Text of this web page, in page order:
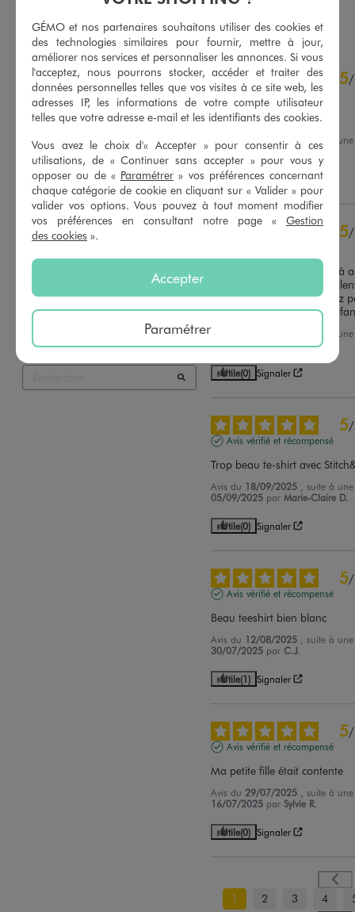
4.9/5
Basé sur72
avis soumis à un
contrôle
Voir tous les avis sur ce site
64
4étoiles
2
0
Trier les avis
5/
Avis vérifié et récompensé
Taille bien
28/02/2026
, suite à
10/02/2026 parJennifer L.
Utile(0) Signaler
5/
Très beau dessin , ma fille à
Les tailles des tee-shirts
des enfants; donc, n'hésitez
taille au dessus  si votre
, suite à
10/10/2025 parChristelle B.
Utile(0) Signaler
5/
Avis vérifié et récompensé
Trop beau te-shirt avec
Avis du 18/09/2025
, suite à
05/09/2025 parMarie-Claire D.
Utile(0) Signaler
5/
Avis vérifié et récompensé
Beau teeshirt bien blanc
Avis du 12/08/2025
, suite à
30/07/2025 parC.J.
Utile(1) Signaler
5/
Avis vérifié et récompensé
Ma petite fille était contente
Avis du 29/07/2025
, suite à
16/07/2025 par Sylvie R.
Utile(0) Signaler
1 2 3 4
GÉMO et nos partenaires souhaitons utiliser des cookies et
des technologies similaires pour fournir, mettre à jour,
améliorer nos services et personnaliser les annonces. Si vous
l'acceptez, nous pourrons stocker, accéder et traiter des
données personnelles telles que vos visites à ce site web, les
adresses IP, les informations de votre compte utilisateur
telles que votre adresse e-mail et les identifiants des cookies.
Vous avez le choix d'« Accepter » pour consentir à ces
utilisations, de « Continuer sans accepter » pour vous y
opposer ou de « Paramétrer » vos préférences concernant
chaque catégorie de cookie en cliquant sur « Valider » pour
valider vos options. Vous pouvez à tout moment modifier
vos préférences en consultant notre page « Gestion
des cookies ».
Accepter
Paramétrer